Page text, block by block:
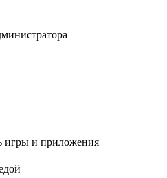
игры и приложения